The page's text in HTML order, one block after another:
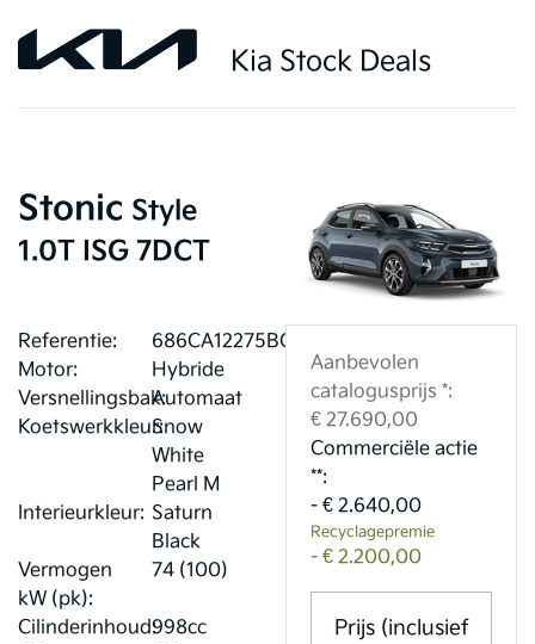
Kia Stock Deals
Stonic Style
1.0T ISG 7DCT
Referentie:
686CA12275BC3
Motor:
Hybride
Versnellingsbak:Automaat
Koetswerkkleur:Snow
White
Pearl M
Interieurkleur: Saturn
Black
Vermogen
kW (pk):
74 (100)
Cilinderinhoud:998cc
Aanbevolen
catalogusprijs *:
€ 27.690,00
Commerciële actie
**:
- € 2.640,00
Recyclagepremie
- € 2.200,00
Prijs (inclusief